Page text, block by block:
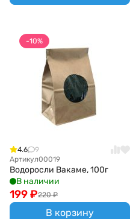
-10%
4.6
9
Артикул00019
Водоросли Вакаме, 100г
В наличии
220 ₽
199₽
В корзину